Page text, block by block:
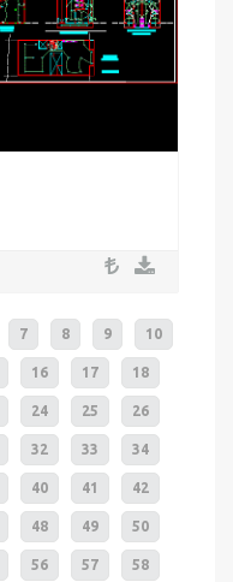
7 8 9 10
16 17 18
24 25 26
32 33 34
40 41 42
48 49 50
56 57 58